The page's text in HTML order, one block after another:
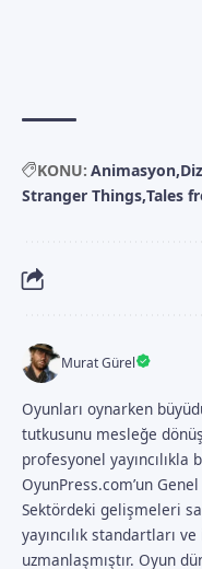
KONU: Animasyon
Stranger Things Tales
Murat Gürel
Oyunları oynarken
tutkusunu mesleğe
profesyonel
OyunPress.com’un
Sektördeki gelişmeleri
yayıncılık standartları
uzmanlaşmıştır. Oyun